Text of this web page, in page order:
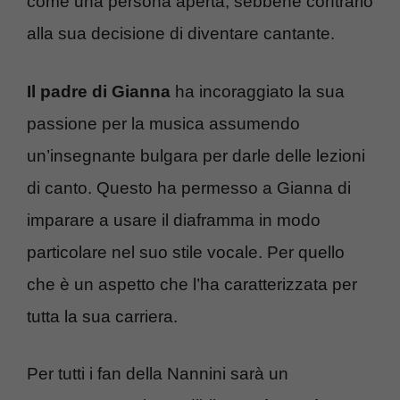
alla sua decisione di diventare cantante.
Il padre di Gianna ha incoraggiato la sua
passione per la musica assumendo
un’insegnante bulgara per darle delle lezioni
di canto. Questo ha permesso a Gianna di
imparare a usare il diaframma in modo
particolare nel suo stile vocale. Per quello
che è un aspetto che l’ha caratterizzata per
tutta la sua carriera.
Per tutti i fan della Nannini sarà un